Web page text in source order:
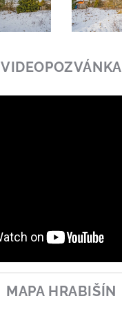
VIDEOPOZVÁNKA
MAPA HRABIŠÍN